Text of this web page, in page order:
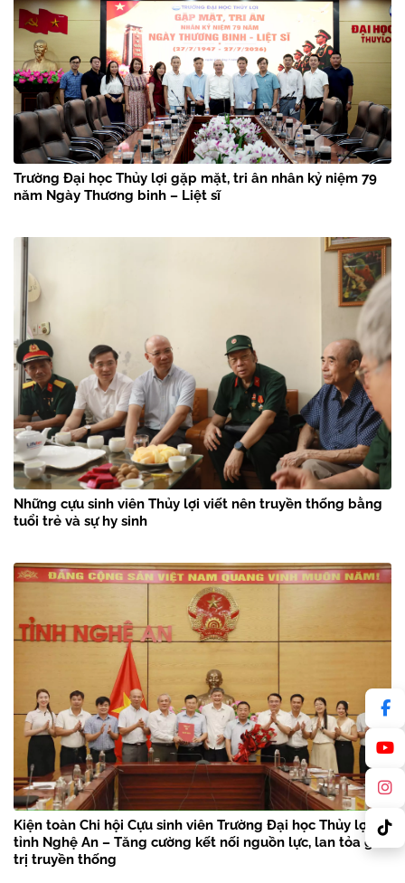
Trường Đại học Thủy lợi gặp mặt, tri ân nhân kỷ niệm 79
năm Ngày Thương binh – Liệt sĩ
Những cựu sinh viên Thủy lợi viết nên truyền thống bằng
tuổi trẻ và sự hy sinh
Kiện toàn Chi hội Cựu sinh viên Trường Đại học Thủy lợi
tỉnh Nghệ An – Tăng cường kết nối nguồn lực, lan tỏa giá
trị truyền thống